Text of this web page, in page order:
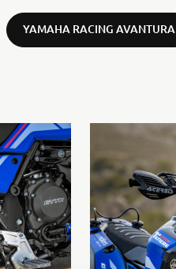
YAMAHA RACING AVANTURA